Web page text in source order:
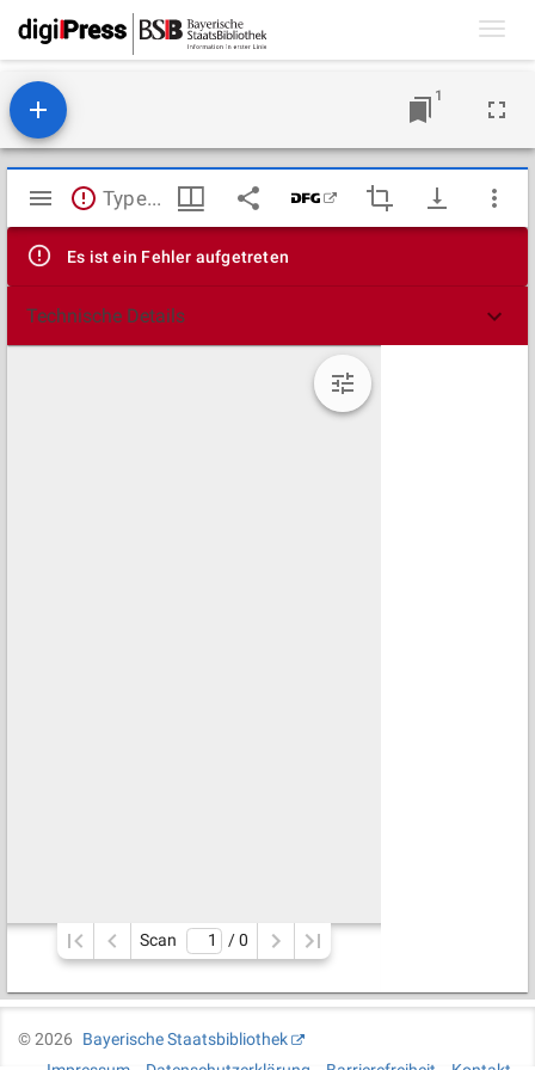
1
Mirador
Viewer
TypeError: Failed to fetch
Es ist ein Fehler aufgetreten
Technische Details
Scan / 0
©2026
Bayerische Staatsbibliothek